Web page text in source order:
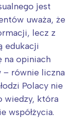
jest
uważa, że
lecz z
edukacji
na opiniach
– równie liczna
Polacy nie
wiedzy, która
współżycia.